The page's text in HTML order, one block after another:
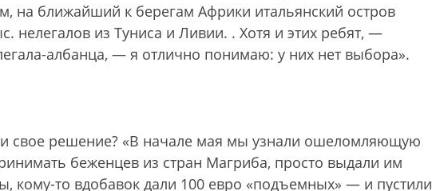
на ближайший к берегам Африки итальянский остров
нелегалов из Туниса и Ливии. . Хотя и этих ребят, —
албанца, — я отлично понимаю: у них нет выбора».
свое решение? «В начале мая мы узнали ошеломляющую
беженцев из стран Магриба, просто выдали им
кому-то вдобавок дали 100 евро «подъемных» — и пустили